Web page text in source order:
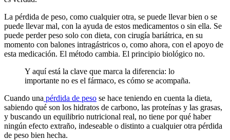
La pérdida de peso, como cualquier otra, se puede llevar bien o se
puede llevar mal, con la ayuda de estos medicamentos o sin ella. Se
puede perder peso solo con dieta, con cirugía bariátrica, en su
momento con balones intragástricos o, como ahora, con el apoyo de
esta medicación. El método cambia. El principio biológico no.
Y aquí está la clave que marca la diferencia: lo
importante no es el fármaco, es cómo se acompaña.
Cuando una pérdida de peso se hace teniendo en cuenta la dieta,
sabiendo qué son los hidratos de carbono, las proteínas y las grasas,
y buscando un equilibrio nutricional real, no tiene por qué haber
ningún efecto extraño, indeseable o distinto a cualquier otra pérdida
de peso bien hecha.